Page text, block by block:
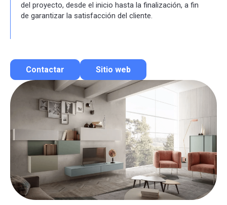
del proyecto, desde el inicio hasta la finalización, a fin
de garantizar la satisfacción del cliente.
Contactar
Contactar por correo
Llamar por teléfono
Contactar por Whatsapp
Sitio web